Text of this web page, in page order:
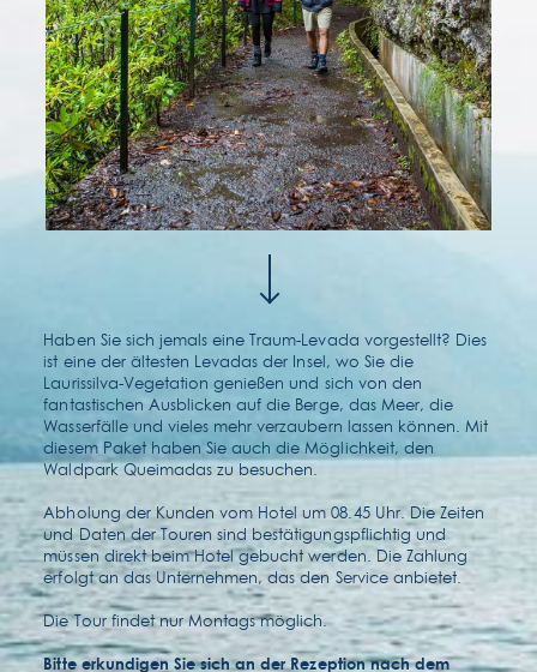
kontakt & lage
faqs
Haben Sie sich jemals eine Traum-Levada vorgestellt? Dies
ist eine der ältesten Levadas der Insel, wo Sie die
Laurissilva-Vegetation genießen und sich von den
fantastischen Ausblicken auf die Berge, das Meer, die
Wasserfälle und vieles mehr verzaubern lassen können. Mit
diesem Paket haben Sie auch die Möglichkeit, den
Waldpark Queimadas zu besuchen.
Abholung der Kunden vom Hotel um 08.45 Uhr. Die Zeiten
und Daten der Touren sind bestätigungspflichtig und
müssen direkt beim Hotel gebucht werden. Die Zahlung
erfolgt an das Unternehmen, das den Service anbietet.
Die Tour findet nur Montags möglich.
Bitte erkundigen Sie sich an der Rezeption nach dem